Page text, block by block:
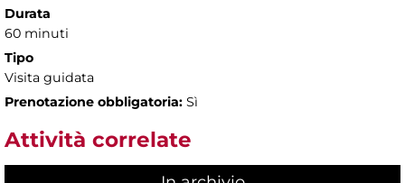
Durata
60 minuti
Tipo
Visita guidata
Prenotazione obbligatoria: Sì
Attività correlate